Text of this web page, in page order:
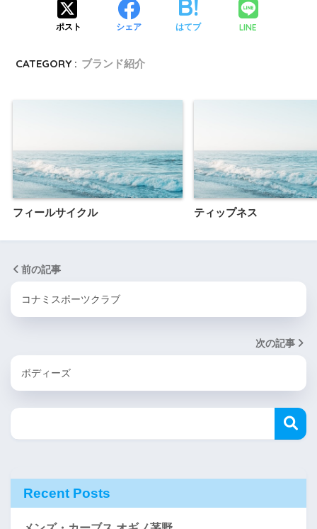
ポスト シェア はてブ LINE
CATEGORY : ブランド紹介
フィールサイクル ティップネス
前の記事
コナミスポーツクラブ
次の記事
ボディーズ
Recent Posts